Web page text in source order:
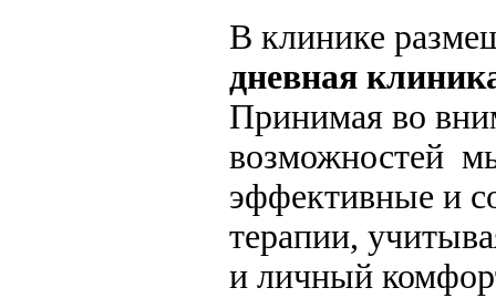
В клинике
дневная
Принимая во
возможностей
эффективные и
терапии,
и личный